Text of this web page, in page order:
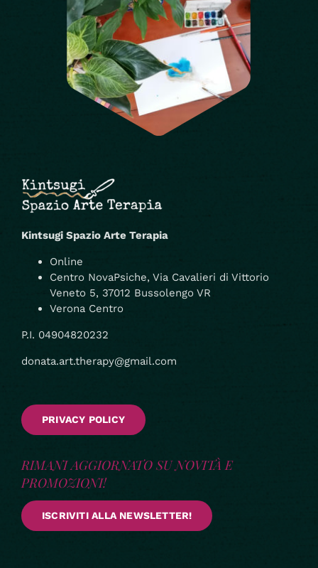
Kintsugi Spazio Arte Terapia
Online
Centro NovaPsiche, Via Cavalieri di Vittorio
Veneto 5, 37012 Bussolengo VR
Verona Centro
P.I. 04904820232
donata.art.therapy@gmail.com
PRIVACY POLICY
RIMANI AGGIORNATO SU NOVITÀ E
PROMOZIONI!
ISCRIVITI ALLA NEWSLETTER!